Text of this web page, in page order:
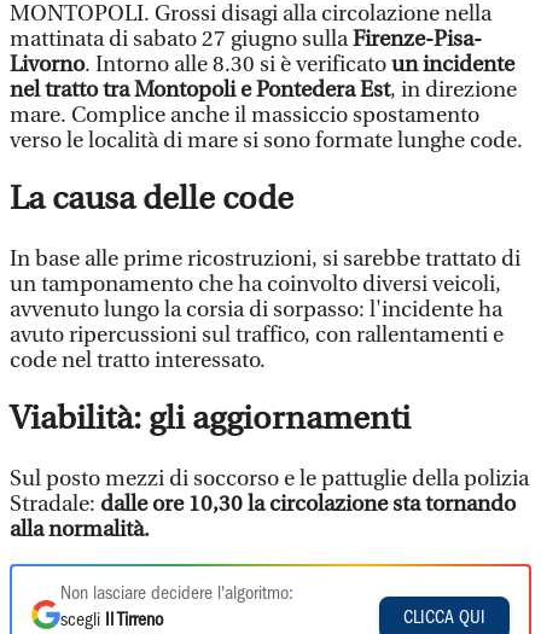
MONTOPOLI. Grossi disagi alla circolazione nella
mattinata di sabato 27 giugno sullaFirenze-Pisa-
Livorno. Intorno alle 8.30 si è verificatoun incidente
nel tratto tra Montopoli e Pontedera Est, in direzione
mare. Complice anche il massiccio spostamento
verso le località di mare si sono formate lunghe code.
La causa delle code
In base alle prime ricostruzioni, si sarebbe trattato di
un tamponamento che ha coinvolto diversi veicoli,
avvenuto lungo la corsia di sorpasso: l'incidente ha
avuto ripercussioni sul traffico, con rallentamenti e
code nel tratto interessato.
Viabilità: gli aggiornamenti
Sul posto mezzi di soccorso e le pattuglie della polizia
Stradale: dalle ore 10,30 la circolazione sta tornando
alla normalità.
Non lasciare decidere l'algoritmo:
scegli
Il Tirreno
CLICCA QUI